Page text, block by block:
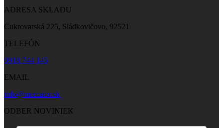
ADRESA SKLADU
Cukrovarská 225, Sládkovičovo, 92521
TELEFÓN
0918 744 145
EMAIL
info@mercator.sk
ODBER NOVINIEK